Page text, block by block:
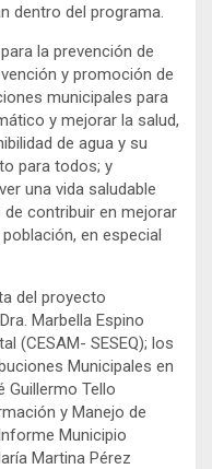
dentro del programa.
la prevención de
y promoción de
municipales para
y mejorar la salud,
de agua y su
para todos; y
una vida saludable
contribuir en mejorar
en especial
del proyecto
Marbella Espino
(CESAM- SESEQ); los
Municipales en
Guillermo Tello
y Manejo de
Municipio
Martina Pérez